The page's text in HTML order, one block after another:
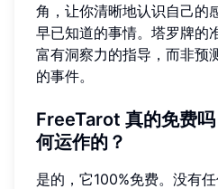
角，让你清晰地认识自己的
早已知道的事情。塔罗牌的
富有洞察力的指导，而非预
的事件。
FreeTarot 真的免费
何运作的？
是的，它100%免费。没有